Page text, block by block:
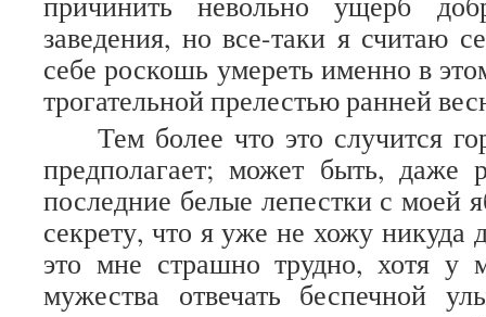
заведения, но все-таки я считаю
себе роскошь умереть именно в
трогательной прелестью ранней
Тем более что это случится
предполагает; может быть, даже
последние белые лепестки с моей
секрету, что я уже не хожу никуда
это мне страшно трудно, хотя у
мужества отвечать беспечной